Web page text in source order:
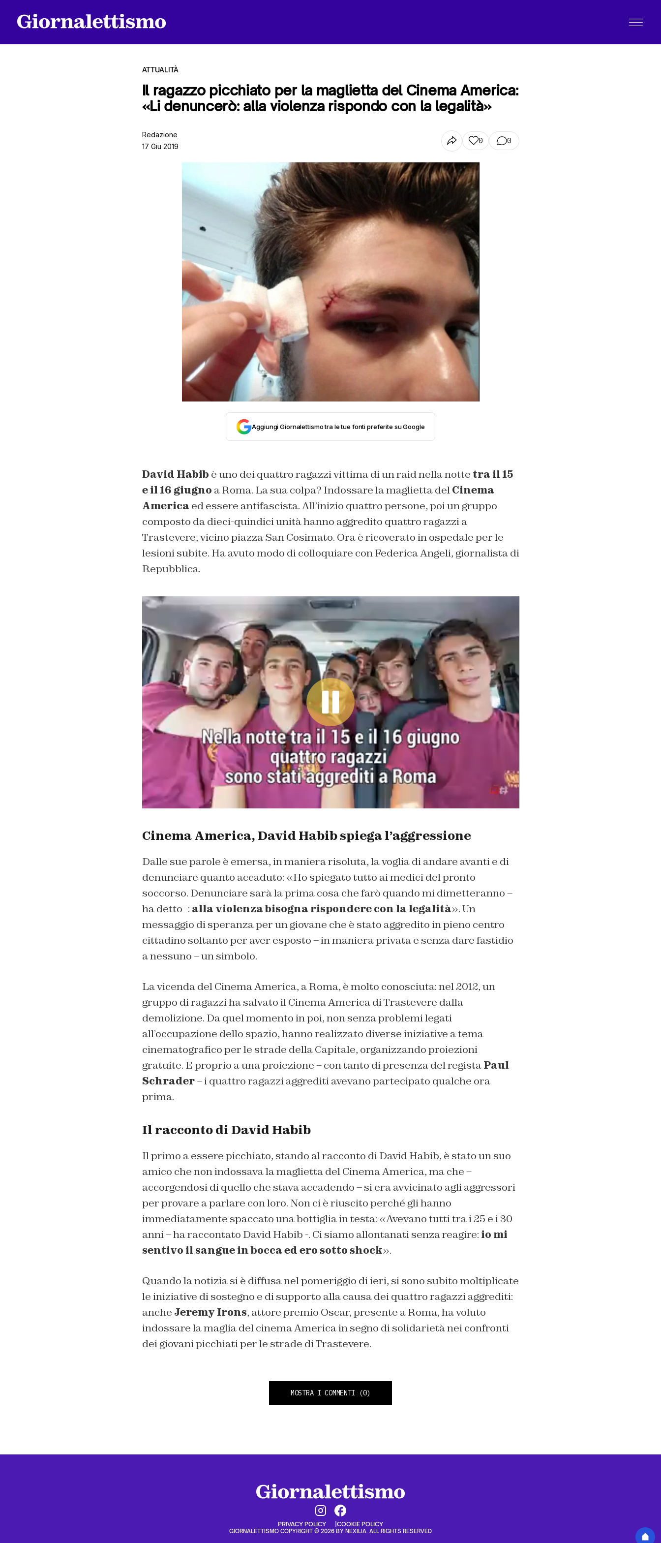
ATTUALITÀ
Il ragazzo picchiato per la maglietta del Cinema America:
«Li denuncerò: alla violenza rispondo con la legalità»
Redazione
17 Giu 2019
0 0
Aggiungi Giornalettismo tra le tue fonti preferite su Google
David Habib è uno dei quattro ragazzi vittima di un raid nella notte tra il 15
e il 16 giugno a Roma. La sua colpa? Indossare la maglietta delCinema
America ed essere antifascista. All’inizio quattro persone, poi un gruppo
composto da dieci-quindici unità hanno aggredito quattro ragazzi a
Trastevere, vicino piazza San Cosimato. Ora è ricoverato in ospedale per le
lesioni subite. Ha avuto modo di colloquiare con Federica Angeli, giornalista di
Repubblica.
Cinema America, David Habib spiega l’aggressione
Dalle sue parole è emersa, in maniera risoluta, la voglia di andare avanti e di
denunciare quanto accaduto: «Ho spiegato tutto ai medici del pronto
soccorso. Denunciare sarà la prima cosa che farò quando mi dimetteranno –
ha detto -: alla violenza bisogna rispondere con la legalità». Un
messaggio di speranza per un giovane che è stato aggredito in pieno centro
cittadino soltanto per aver esposto – in maniera privata e senza dare fastidio
a nessuno – un simbolo.
La vicenda del Cinema America, a Roma, è molto conosciuta: nel 2012, un
gruppo di ragazzi ha salvato il Cinema America di Trastevere dalla
demolizione. Da quel momento in poi, non senza problemi legati
all’occupazione dello spazio, hanno realizzato diverse iniziative a tema
cinematografico per le strade della Capitale, organizzando proiezioni
gratuite. E proprio a una proiezione – con tanto di presenza del registaPaul
Schrader– i quattro ragazzi aggrediti avevano partecipato qualche ora
prima.
Il racconto di David Habib
Il primo a essere picchiato, stando al racconto di David Habib, è stato un suo
amico che non indossava la maglietta del Cinema America, ma che –
accorgendosi di quello che stava accadendo – si era avvicinato agli aggressori
per provare a parlare con loro. Non ci è riuscito perché gli hanno
immediatamente spaccato una bottiglia in testa: «Avevano tutti tra i 25 e i 30
anni – ha raccontato David Habib -. Ci siamo allontanati senza reagire: io mi
sentivo il sangue in bocca ed ero sotto shock».
Quando la notizia si è diffusa nel pomeriggio di ieri, si sono subito moltiplicate
le iniziative di sostegno e di supporto alla causa dei quattro ragazzi aggrediti:
anche Jeremy Irons, attore premio Oscar, presente a Roma, ha voluto
indossare la maglia del cinema America in segno di solidarietà nei confronti
dei giovani picchiati per le strade di Trastevere.
MOSTRA I COMMENTI (0)
PRIVACY POLICY COOKIE POLICY
GIORNALETTISMO COPYRIGHT © 2026 BY NEXILIA. ALL RIGHTS RESERVED